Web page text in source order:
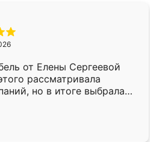
от Елены Сергеевой
рассматривала
но в итоге выбрала
условия, потом
всё спокойно объяснил
в срок, с